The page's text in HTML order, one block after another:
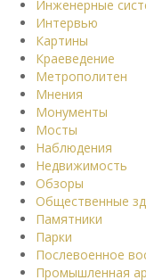
Инженерные
Интервью
Картины
Краеведение
Метрополитен
Мнения
Монументы
Мосты
Наблюдения
Недвижимость
Обзоры
Общественные
Памятники
Парки
Послевоенное
Промышленная